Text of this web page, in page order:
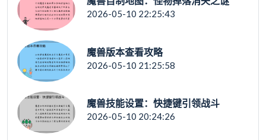
2026-05-10 22:25:43
魔兽版本查看攻略
2026-05-10 21:25:58
魔兽技能设置：快捷键引领战斗
2026-05-10 20:24:26